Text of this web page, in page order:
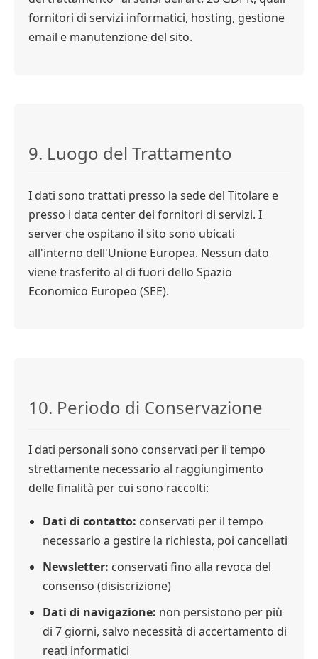
fornitori di servizi informatici, hosting, gestione
email e manutenzione del sito.
9. Luogo del Trattamento
I dati sono trattati presso la sede del Titolare e
presso i data center dei fornitori di servizi. I
server che ospitano il sito sono ubicati
all'interno dell'Unione Europea. Nessun dato
viene trasferito al di fuori dello Spazio
Economico Europeo (SEE).
10. Periodo di Conservazione
I dati personali sono conservati per il tempo
strettamente necessario al raggiungimento
delle finalità per cui sono raccolti:
Dati di contatto: conservati per il tempo
necessario a gestire la richiesta, poi cancellati
Newsletter: conservati fino alla revoca del
consenso (disiscrizione)
Dati di navigazione: non persistono per più
di 7 giorni, salvo necessità di accertamento di
reati informatici